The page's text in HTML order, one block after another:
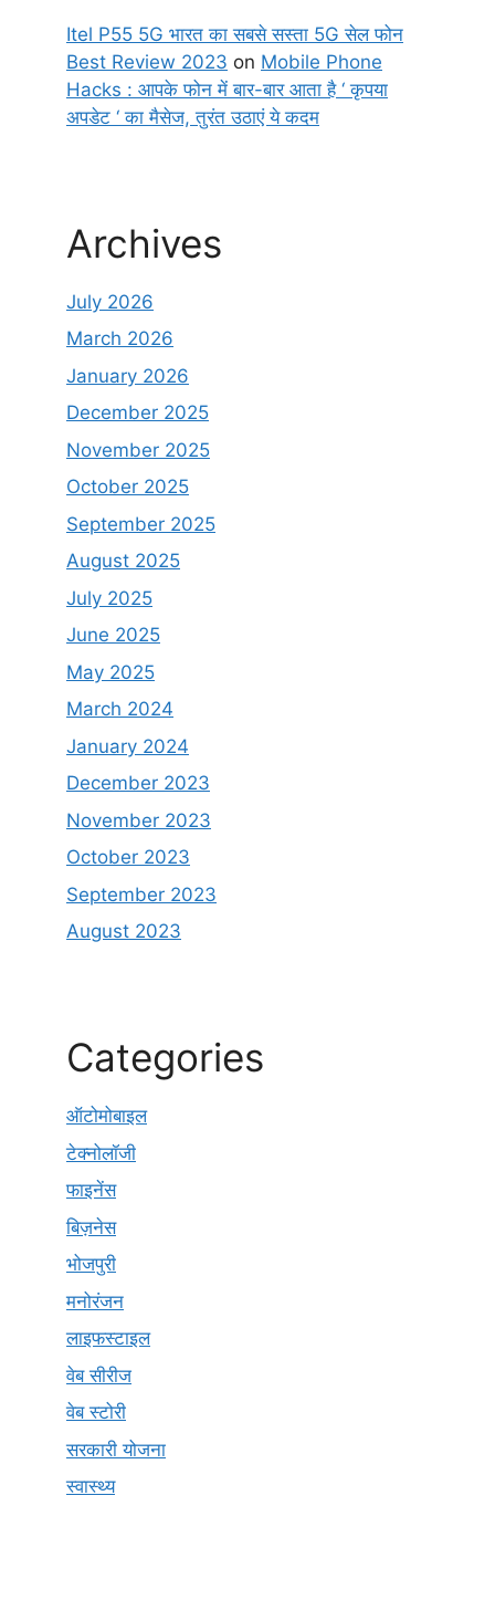
Itel P55 5G भारत का सबसे सस्ता 5G सेल फोन
Best Review 2023 on Mobile Phone
Hacks : आपके फोन में बार-बार आता है ‘ कृपया
अपडेट ‘ का मैसेज, तुरंत उठाएं ये कदम
Archives
July 2026
March 2026
January 2026
December 2025
November 2025
October 2025
September 2025
August 2025
July 2025
June 2025
May 2025
March 2024
January 2024
December 2023
November 2023
October 2023
September 2023
August 2023
Categories
ऑटोमोबाइल
टेक्नोलॉजी
फाइनेंस
बिज़नेस
भोजपुरी
मनोरंजन
लाइफस्टाइल
वेब सीरीज
वेब स्टोरी
सरकारी योजना
स्वास्थ्य